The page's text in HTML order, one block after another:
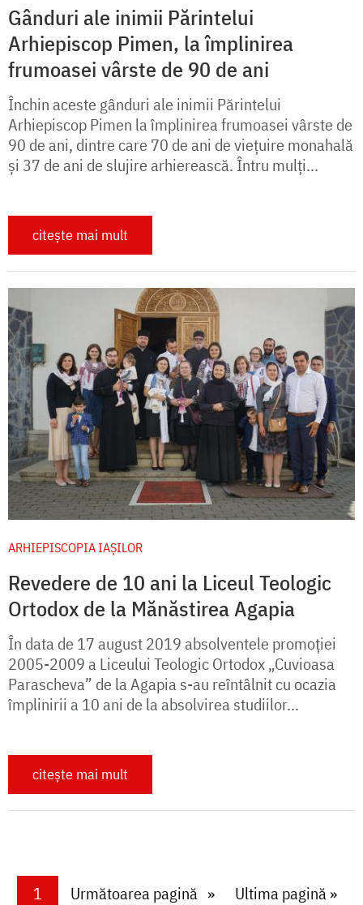
Gânduri ale inimii Părintelui
Arhiepiscop Pimen, la împlinirea
frumoasei vârste de 90 de ani
Închin aceste gânduri ale inimii Părintelui
Arhiepiscop Pimen la împlinirea frumoasei vârste de
90 de ani, dintre care 70 de ani de viețuire monahală
și 37 de ani de slujire arhierească. Întru mulți...
citește mai mult
ARHIEPISCOPIA IAŞILOR
Revedere de 10 ani la Liceul Teologic
Ortodox de la Mănăstirea Agapia
În data de 17 august 2019 absolventele promoției
2005-2009 a Liceului Teologic Ortodox „Cuvioasa
Parascheva” de la Agapia s-au reîntâlnit cu ocazia
împlinirii a 10 ani de la absolvirea studiilor...
citește mai mult
PaginareCurrent page
1 Next page
Următoarea pagină Last page
Ultima pagină »